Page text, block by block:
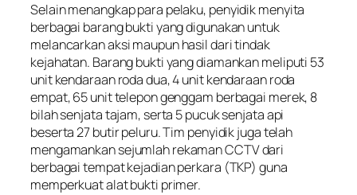
Selain menangkap para pelaku, penyidik menyita
berbagai barang bukti yang digunakan untuk
melancarkan aksi maupun hasil dari tindak
kejahatan. Barang bukti yang diamankan meliputi 53
unit kendaraan roda dua, 4 unit kendaraan roda
empat, 65 unit telepon genggam berbagai merek, 8
bilah senjata tajam, serta 5 pucuk senjata api
beserta 27 butir peluru. Tim penyidik juga telah
mengamankan sejumlah rekaman CCTV dari
berbagai tempat kejadian perkara (TKP) guna
memperkuat alat bukti primer.